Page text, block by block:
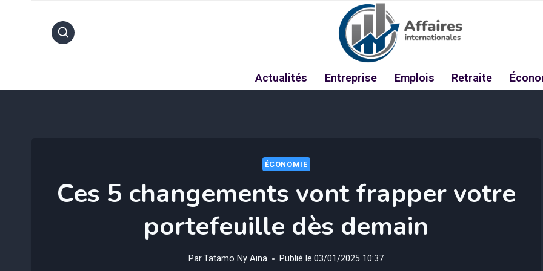
Actualités Entreprise Emplois Retraite
ÉCONOMIE
Ces 5 changements vont frapper votre
portefeuille dès demain
ParTatamo Ny Aina Publié le 03/01/2025 10:37